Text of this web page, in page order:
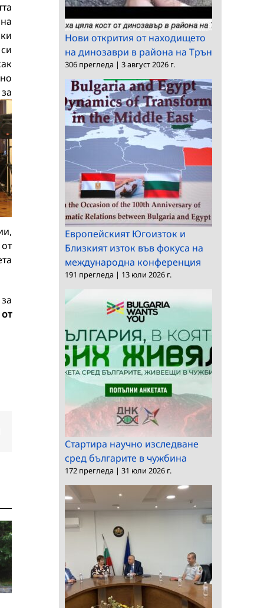
от
Електронна
Европейският
Нови открития от находището
на динозаври в района на Трън
306 прегледа | 3 август 2026 г.
Европейският Югоизток и
Близкият изток във фокуса на
международна конференция
191 прегледа | 13 юли 2026 г.
Стартира научно изследване
сред българите в чужбина
172 прегледа | 31 юли 2026 г.